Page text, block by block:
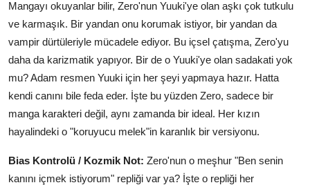
Mangayı okuyanlar bilir, Zero'nun Yuuki'ye olan aşkı çok tutkulu
ve karmaşık. Bir yandan onu korumak istiyor, bir yandan da
vampir dürtüleriyle mücadele ediyor. Bu içsel çatışma, Zero'yu
daha da karizmatik yapıyor. Bir de o Yuuki'ye olan sadakati yok
mu? Adam resmen Yuuki için her şeyi yapmaya hazır. Hatta
kendi canını bile feda eder. İşte bu yüzden Zero, sadece bir
manga karakteri değil, aynı zamanda bir ideal. Her kızın
hayalindeki o "koruyucu melek"in karanlık bir versiyonu.
Bias Kontrolü / Kozmik Not: Zero'nun o meşhur "Ben senin
kanını içmek istiyorum" repliği var ya? İşte o repliği her